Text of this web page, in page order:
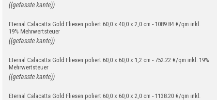
((gefasste kante))
Eternal Calacatta Gold Fliesen poliert 60,0 x 40,0 x 2,0 cm - 1089.84 €/qm inkl.
19% Mehrwertsteuer
((gefasste kante))
Eternal Calacatta Gold Fliesen poliert 60,0 x 60,0 x 1,2 cm - 752.22 €/qm inkl. 19%
Mehrwertsteuer
((gefasste kante))
Eternal Calacatta Gold Fliesen poliert 60,0 x 60,0 x 2,0 cm - 1138.20 €/qm inkl.